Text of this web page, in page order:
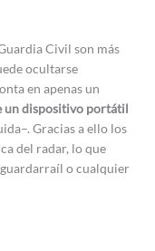
Civil son más
ocultarse
en apenas un
un dispositivo portátil
Gracias a ello los
del radar, lo que
o cualquier